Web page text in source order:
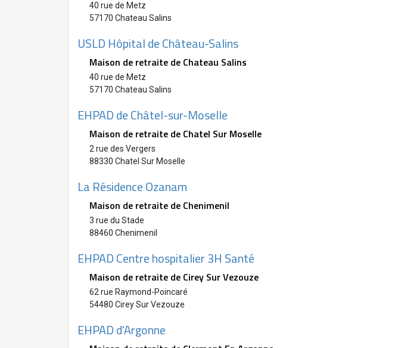
40 rue de Metz
57170 Chateau Salins
USLD Hôpital de Château-Salins
Maison de retraite de Chateau Salins
40 rue de Metz
57170 Chateau Salins
EHPAD de Châtel-sur-Moselle
Maison de retraite de Chatel Sur Moselle
2 rue des Vergers
88330 Chatel Sur Moselle
La Résidence Ozanam
Maison de retraite de Chenimenil
3 rue du Stade
88460 Chenimenil
EHPAD Centre hospitalier 3H Santé
Maison de retraite de Cirey Sur Vezouze
62 rue Raymond-Poincaré
54480 Cirey Sur Vezouze
EHPAD d'Argonne